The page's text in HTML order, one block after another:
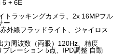
6 + 6E
ラッキングカメラ、2x 16MPフル
ー
外線フラッドライト、ジャイロス
力周波数（両眼）120Hz、精度
ブレーション 5点、IPD調整 自動